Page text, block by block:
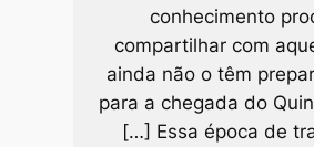
conhecimento
compartilhar com
ainda não o têm
para a chegada do
[…] Essa época de